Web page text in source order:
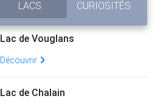
LACS CURIOSITÉS
Lac de Vouglans
Découvrir
Lac de Chalain